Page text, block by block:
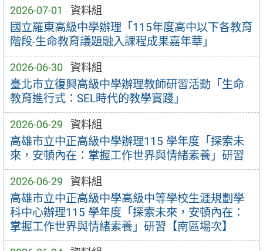
2026-07-01 資料組
國立羅東高級中學辦理「115年度高中以下各教育
階段-生命教育議題融入課程成果嘉年華」
2026-06-30 資料組
臺北市立復興高級中學辦理教師研習活動「生命
教育進行式：SEL時代的教學實踐」
2026-06-29 資料組
高雄市立中正高級中學辦理115 學年度「探索未
來，安頓內在：掌握工作世界與情緒素養」研習
2026-06-29 資料組
高雄市立中正高級中學高級中等學校生涯規劃學
科中心辦理115 學年度「探索未來，安頓內在：
掌握工作世界與情緒素養」研習【南區場次】